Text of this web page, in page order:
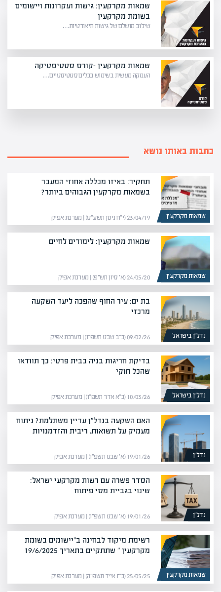
שמאות מקרקעין: גישות ועקרונות ויישומים
בשומת מקרקעין
שילוב מושלם של גישות תיאורטיות…
שמאות מקרקעין -קורס סטטיסטיקה
העמקה מעשית בשימוש בכלים סטטיסטיים…
כתבות באותו נושא
שמאות מקרקעין
תחקיר: באיזו מכללה אחוזי המעבר
בשמאות מקרקעין הגבוהים ביותר?
23/04/19 (י״ח ניסן תשע״ט) | מערכת אפיק
שמאות מקרקעין
שמאות מקרקעין: לימודים לחיים
24/05/20 (א׳ סיון תש״פ) | מערכת אפיק
נדל”ן בישראל
בת ים: עיר החוף שהפכה ליעד השקעה
מרכזי
09/02/26 (כ״ב שבט תשפ״ו) | מערכת אפיק
נדל”ן בישראל
בדיקת חריגות בניה בבית פרטי: כך תוודאו
שהכל חוקי
10/03/26 (כ״א אדר תשפ״ו) | מערכת אפיק
נדל”ן
האם השקעה בנדל"ן עדיין משתלמת? ניתוח
מעמיק על תשואות, ריבית והזדמנויות
19/01/26 (א׳ שבט תשפ״ו) | מערכת אפיק
נדל”ן
הסדר פשרה עם רשות מקרקעי ישראל:
שינוי בגביית מסי פיתוח
19/01/26 (א׳ שבט תשפ״ו) | מערכת אפיק
שמאות מקרקעין
רשימת מיקוד לבחינה ב"יישומים בשומת
מקרקעין " שתתקיים בתאריך 19/6/2025
25/05/25 (כ״ז אייר תשפ״ה) | מערכת אפיק